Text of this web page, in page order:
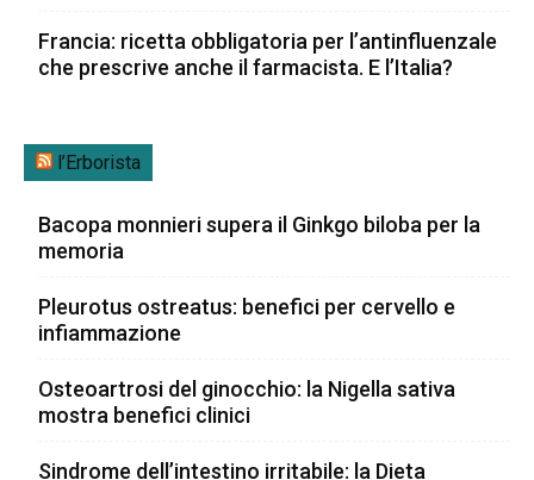
Francia: ricetta obbligatoria per l’antinfluenzale
che prescrive anche il farmacista. E l’Italia?
l’Erborista
Bacopa monnieri supera il Ginkgo biloba per la
memoria
Pleurotus ostreatus: benefici per cervello e
infiammazione
Osteoartrosi del ginocchio: la Nigella sativa
mostra benefici clinici
Sindrome dell’intestino irritabile: la Dieta